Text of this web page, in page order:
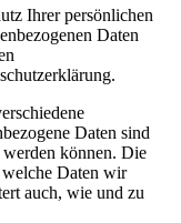
Ihrer persönlichen
Daten
Daten sind
können. Die
Daten wir
auch, wie und zu